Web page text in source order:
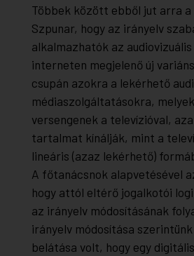
Többek között ebből jut arra
Szpunar, hogy az irányelv
alkalmazhatók az
interneten megjelenő új
csupán azokra a lekérhető
médiaszolgáltatásokra,
versengenek a televízióval,
tartalmat kínálják, mint a
lineáris (azaz lekérhető)
A főtanácsnok alapvetésével
hogy attól eltérő jogalkotói
az irányelv módosításának
irányelv módosítása
belátása volt, hogy egy